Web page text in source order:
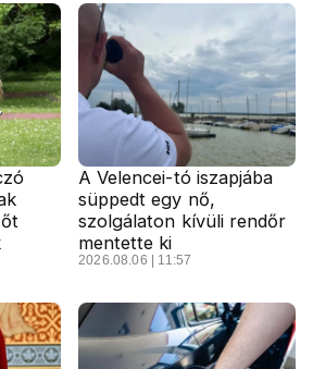
A Velencei-tó iszapjába
süppedt egy nő,
szolgálaton kívüli rendőr
mentette ki
2026.08.06 | 11:57